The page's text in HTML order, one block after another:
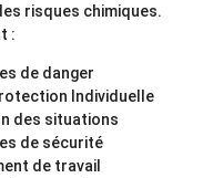
risques chimiques.
:
de danger
Individuelle
des situations
de sécurité
de travail